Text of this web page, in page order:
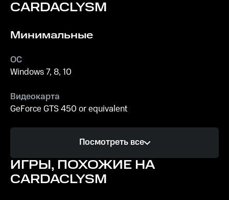
CARDACLYSM
Минимальные
ОС
Windows 7, 8, 10
Видеокарта
GeForce GTS 450 or equivalent
1.6 GHz Dual Core Processor
Память
2 GB ОЗУ
Посмотреть все
ИГРЫ, ПОХОЖИЕ НА
CARDACLYSM